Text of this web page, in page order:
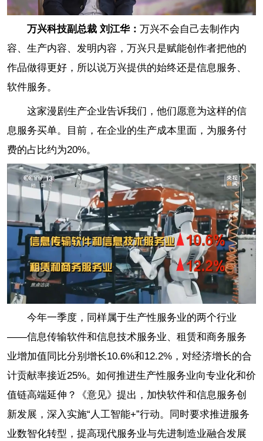
万兴科技副总裁 刘江华： 万兴不会自己去制作内
容、生产内容、发明内容，万兴只是赋能创作者把他的
作品做得更好，所以说万兴提供的始终还是信息服务、
软件服务。
这家漫剧生产企业告诉我们，他们愿意为这样的信
息服务买单。目前，在企业的生产成本里面，为服务付
费的占比约为20%。
今年一季度，同样属于生产性服务业的两个行业
——信息传输软件和信息技术服务业、租赁和商务服务
业增加值同比分别增长10.6%和12.2%，对经济增长的合
计贡献率接近25%。如何推进生产性服务业向专业化和价
值链高端延伸？《意见》提出，加快软件和信息服务创
新发展，深入实施“人工智能+”行动。同时要求推进服务
业数智化转型，提高现代服务业与先进制造业融合发展